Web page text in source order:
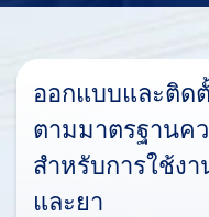
ออกแบบและติด
ตามมาตรฐานคว
สำหรับการใช้งา
และยา